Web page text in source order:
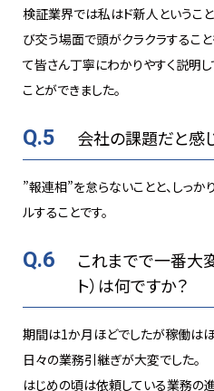
検証業界では私はド新人というこ
び交う場面で頭がクラクラすること
て皆さん丁寧にわかりやすく説明
ことができました。
Q.5 会社の課題だと感
”報連相”を怠らないことと、しっ
ルすることです。
Q.6
これまでで一番大
ト）は何ですか？
期間は1か月ほどでしたが稼働はほ
日々の業務引継ぎが大変でした。
はじめの頃は依頼している業務の